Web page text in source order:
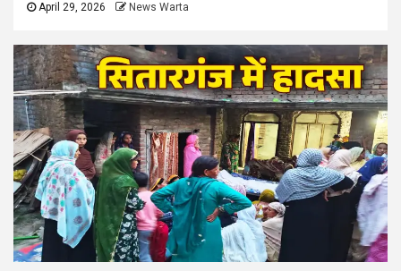
April 29, 2026 News Warta